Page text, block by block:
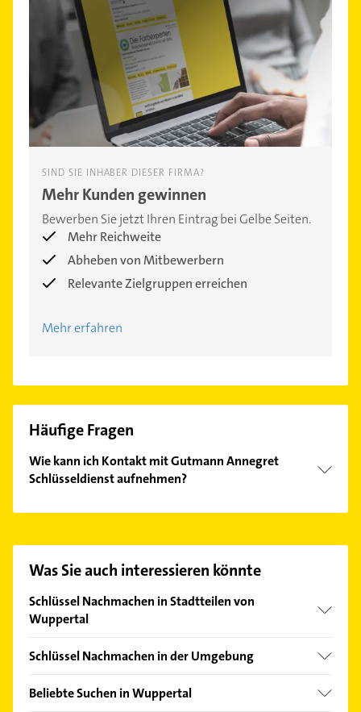
SIND SIE INHABER DIESER FIRMA?
Mehr Kunden gewinnen
Bewerben Sie jetzt Ihren Eintrag bei Gelbe Seiten.
Mehr Reichweite
Abheben von Mitbewerbern
Relevante Zielgruppen erreichen
Mehr erfahren
Häufige Fragen
Wie kann ich Kontakt mit Gutmann Annegret
Schlüsseldienst aufnehmen?
Hier finden Sie alleKontaktdaten
Was Sie auch interessieren könnte
Schlüssel Nachmachen in Stadtteilen von
Wuppertal
Barmen
Vohwinkel
Schlüssel Nachmachen in der Umgebung
Schwelm
Beliebte Suchen in Wuppertal